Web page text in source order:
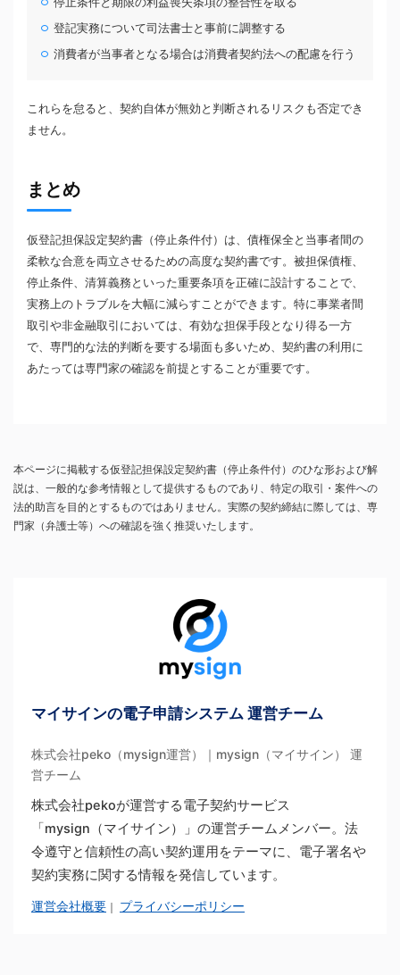
登記実務について司法書士と事前に調整する
消費者が当事者となる場合は消費者契約法への配慮を行う
これらを怠ると、契約自体が無効と判断されるリスクも否定でき
ません。
まとめ
仮登記担保設定契約書（停止条件付）は、債権保全と当事者間の
柔軟な合意を両立させるための高度な契約書です。被担保債権、
停止条件、清算義務といった重要条項を正確に設計することで、
実務上のトラブルを大幅に減らすことができます。特に事業者間
取引や非金融取引においては、有効な担保手段となり得る一方
で、専門的な法的判断を要する場面も多いため、契約書の利用に
あたっては専門家の確認を前提とすることが重要です。
本ページに掲載する仮登記担保設定契約書（停止条件付）のひな形および解
説は、一般的な参考情報として提供するものであり、特定の取引・案件への
法的助言を目的とするものではありません。実際の契約締結に際しては、専
門家（弁護士等）への確認を強く推奨いたします。
マイサインの電子申請システム 運営チーム
株式会社peko（mysign運営）｜mysign（マイサイン） 運
営チーム
株式会社pekoが運営する電子契約サービス
「mysign（マイサイン）」の運営チームメンバー。法
令遵守と信頼性の高い契約運用をテーマに、電子署名や
契約実務に関する情報を発信しています。
運営会社概要 ｜ プライバシーポリシー